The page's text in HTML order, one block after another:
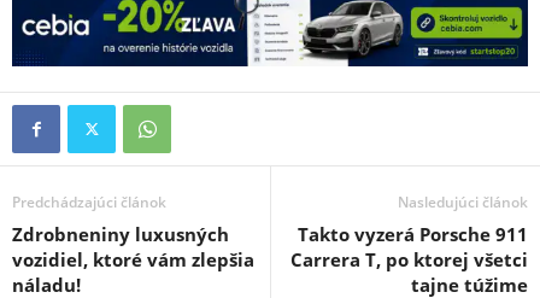
Predchádzajúci článok
Zdrobneniny luxusných
vozidiel, ktoré vám zlepšia
náladu!
Nasledujúci článok
Takto vyzerá Porsche 911
Carrera T, po ktorej všetci
tajne túžime